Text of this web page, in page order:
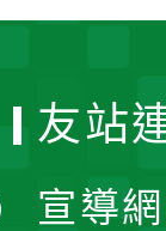
友站
宣導